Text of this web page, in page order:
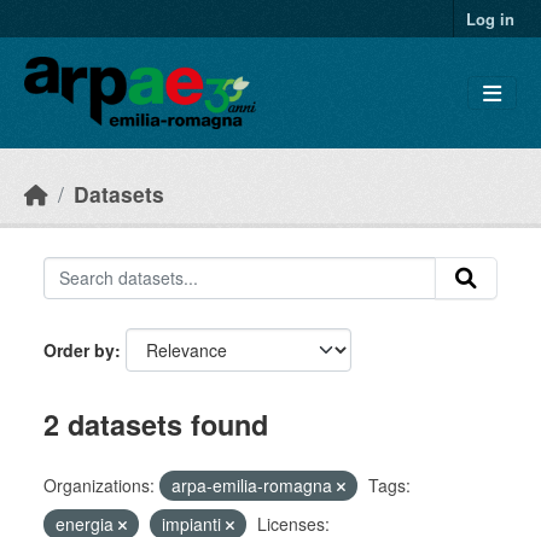
Log in
Datasets
Order by
2 datasets found
Organizations: arpa-emilia-romagna
Tags:
energia
impianti
Licenses: